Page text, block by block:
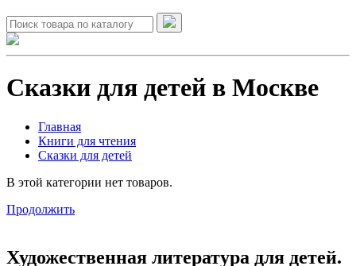
Сказки для детей в Москве
Главная
Книги для чтения
Сказки для детей
В этой категории нет товаров.
Продолжить
Художественная литература для детей.